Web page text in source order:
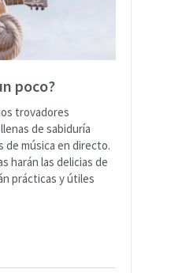
poco?
trovadores
de sabiduría
de música en directo.
harán las delicias de
prácticas y útiles